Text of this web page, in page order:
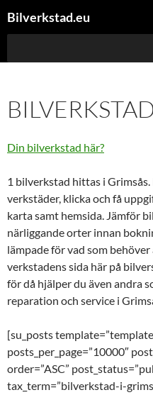
tillBilverkstad.eu
Din bilverkstad här?
1 bilverkstad hittas i
verkstäder, klicka och få
karta samt hemsida. Jämför
närliggande orter innan
lämpade för vad som
verkstadens sida här på
för då hjälper du även andra
reparation och service i
[su_posts
posts_per_page=”10000″
order=”ASC”
tax_term=”bilverkstad-i-